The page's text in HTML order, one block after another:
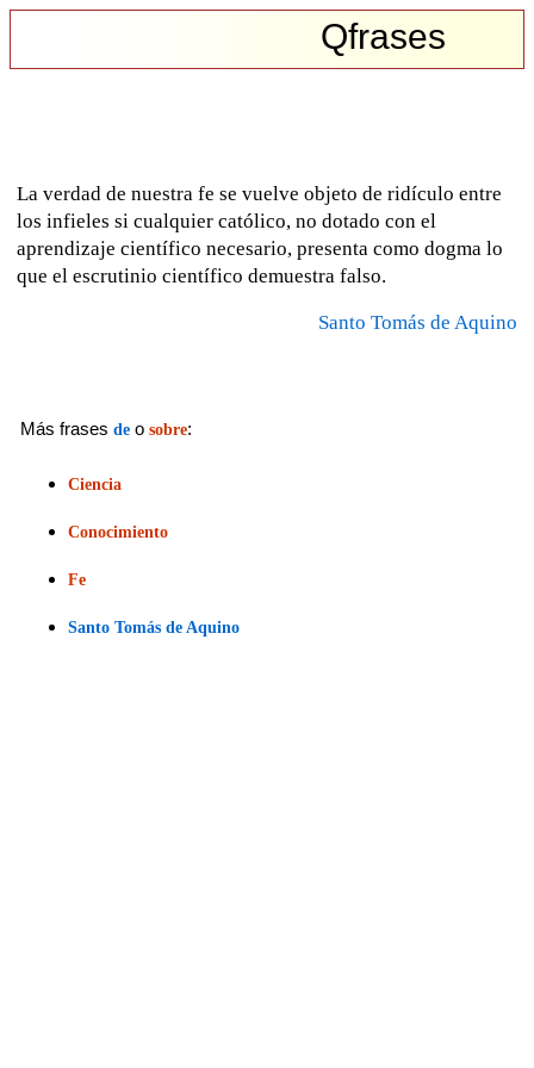
Qfrases
La verdad de nuestra fe se vuelve objeto de ridículo entre
los infieles si cualquier católico, no dotado con el
aprendizaje científico necesario, presenta como dogma lo
que el escrutinio científico demuestra falso.
Santo Tomás de Aquino
Más frases de o sobre:
Ciencia
Conocimiento
Fe
Santo Tomás de Aquino